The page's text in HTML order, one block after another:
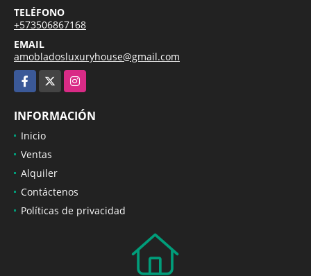
TELÉFONO
+573506867168
EMAIL
amobladosluxuryhouse@gmail.com
Facebook
Instagram
INFORMACIÓN
Inicio
Ventas
Alquiler
Contáctenos
Políticas de privacidad